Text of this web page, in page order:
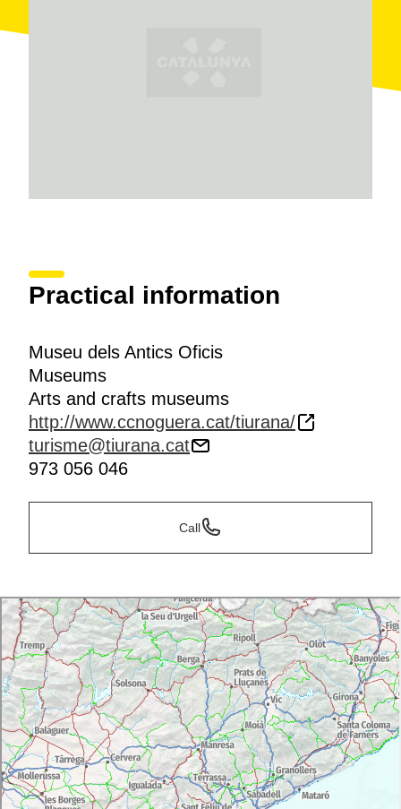
Practical information
Museu dels Antics Oficis
Museums
Arts and crafts museums
http://www.ccnoguera.cat/tiurana/
turisme@tiurana.cat
973 056 046
Call